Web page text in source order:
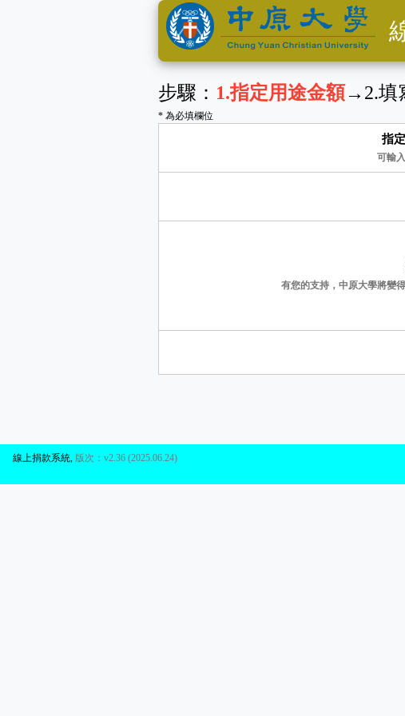
步驟： 1.指定用途金額→ 2.填
* 為必填欄位
指
可輸
有您的支持，中原大學將變
線上捐款系統 版次：v2.36 (2025.06.24)